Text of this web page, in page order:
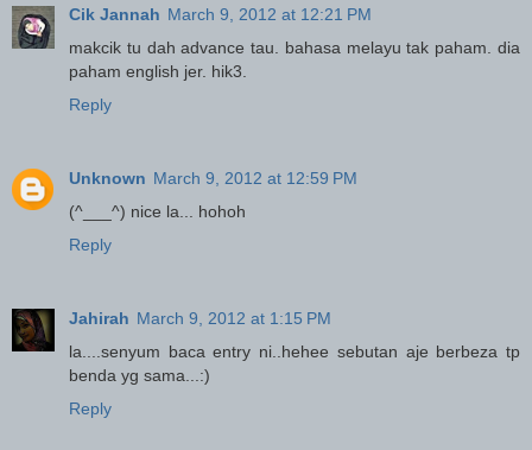
Cik Jannah March 9, 2012 at 12:21 PM
makcik tu dah advance tau. bahasa melayu tak paham. dia
paham english jer. hik3.
Reply
Unknown March 9, 2012 at 12:59 PM
(^___^) nice la... hohoh
Reply
Jahirah March 9, 2012 at 1:15 PM
la....senyum baca entry ni..hehee sebutan aje berbeza tp
benda yg sama...:)
Reply